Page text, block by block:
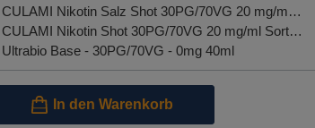
CULAMI Nikotin Salz Shot 30PG/70VG 20 mg/ml Sorte: 30PG/70VG
CULAMI Nikotin Shot 30PG/70VG 20 mg/ml Sorte: 30PG/70VG
Ultrabio Base - 30PG/70VG - 0mg 40ml
In den Warenkorb